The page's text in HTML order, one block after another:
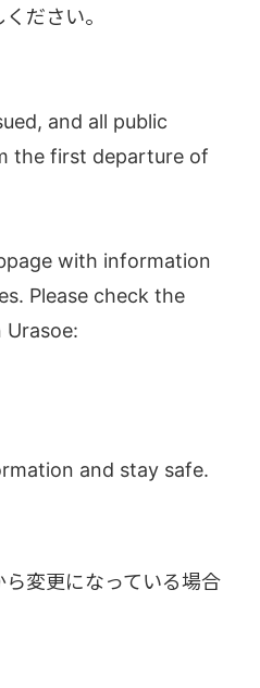
ださい。
and all public
the first departure of
with information
Please check the
and stay safe.
変更になっている場合